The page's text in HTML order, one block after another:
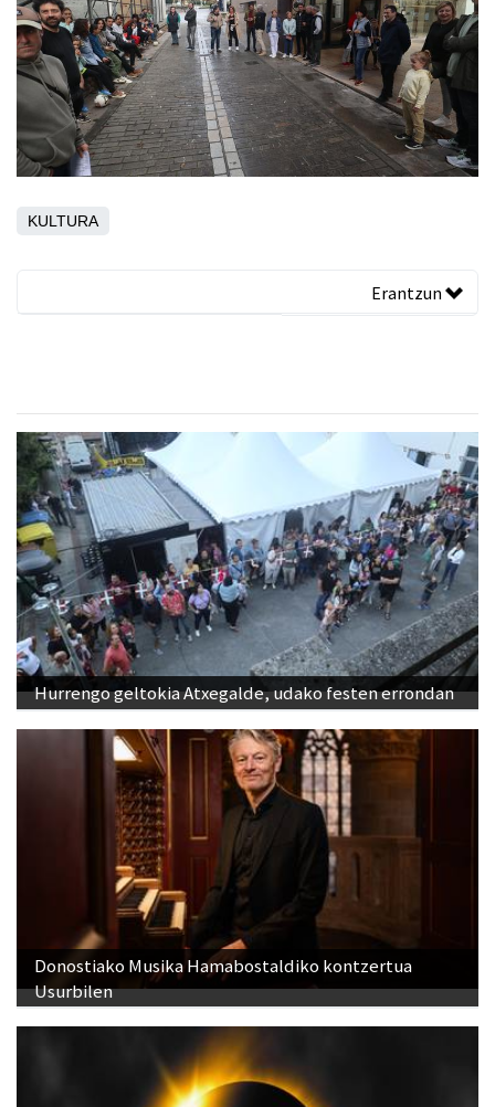
KULTURA
Erantzun
Hurrengo geltokia Atxegalde, udako festen errondan
Donostiako Musika Hamabostaldiko kontzertua
Usurbilen